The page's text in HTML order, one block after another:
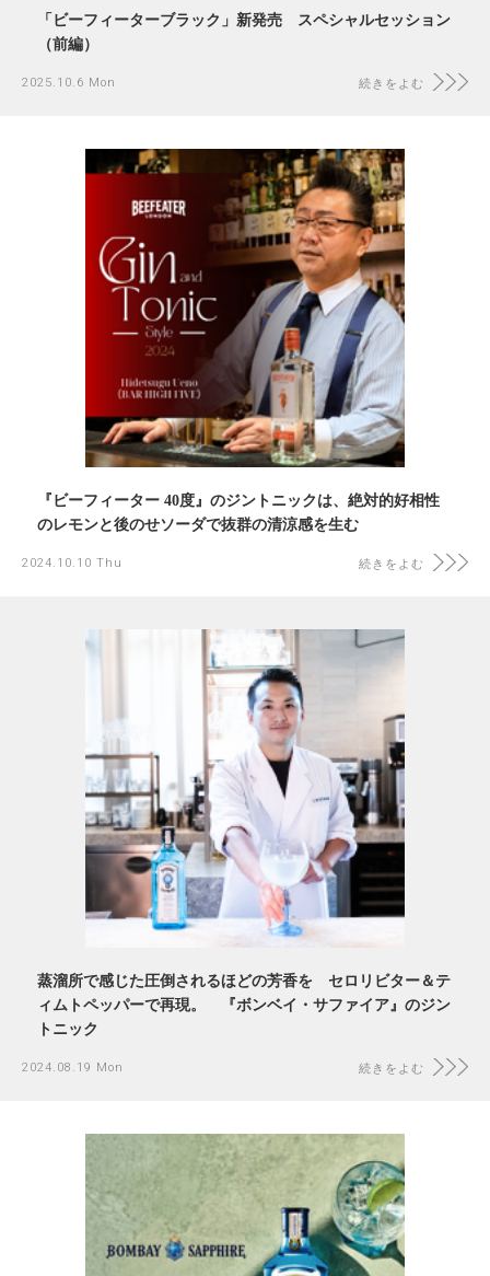
「ビーフィーターブラック」新発売 スペシャルセッション
（前編）
2025.10.6 Mon 続きをよむ
『ビーフィーター 40度』のジントニックは、絶対的好相性
のレモンと後のせソーダで抜群の清涼感を生む
2024.10.10 Thu 続きをよむ
蒸溜所で感じた圧倒されるほどの芳香を セロリビター＆テ
ィムトペッパーで再現。 『ボンベイ・サファイア』のジン
トニック
2024.08.19 Mon 続きをよむ